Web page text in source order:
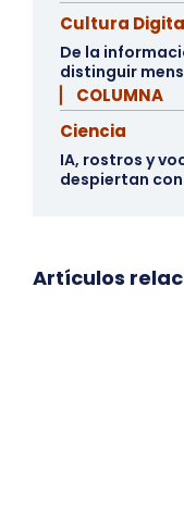
Cultura
De la
distinguir
▏ COLUMNA
Ciencia
IA, rostros y
despiertan
Artículos